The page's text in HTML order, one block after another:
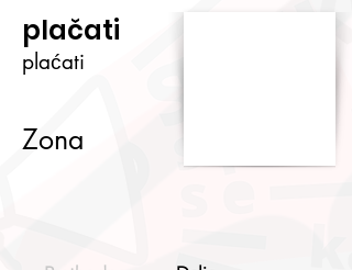
plačati
plaćati
Zona